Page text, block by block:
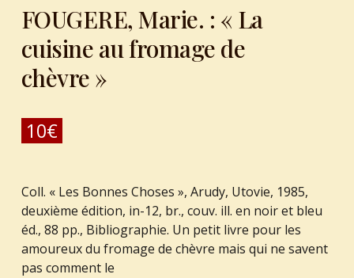
FOUGERE, Marie. : « La
cuisine au fromage de
chèvre »
10€
Coll. « Les Bonnes Choses », Arudy, Utovie, 1985,
deuxième édition, in-12, br., couv. ill. en noir et bleu
éd., 88 pp., Bibliographie. Un petit livre pour les
amoureux du fromage de chèvre mais qui ne savent
pas comment le